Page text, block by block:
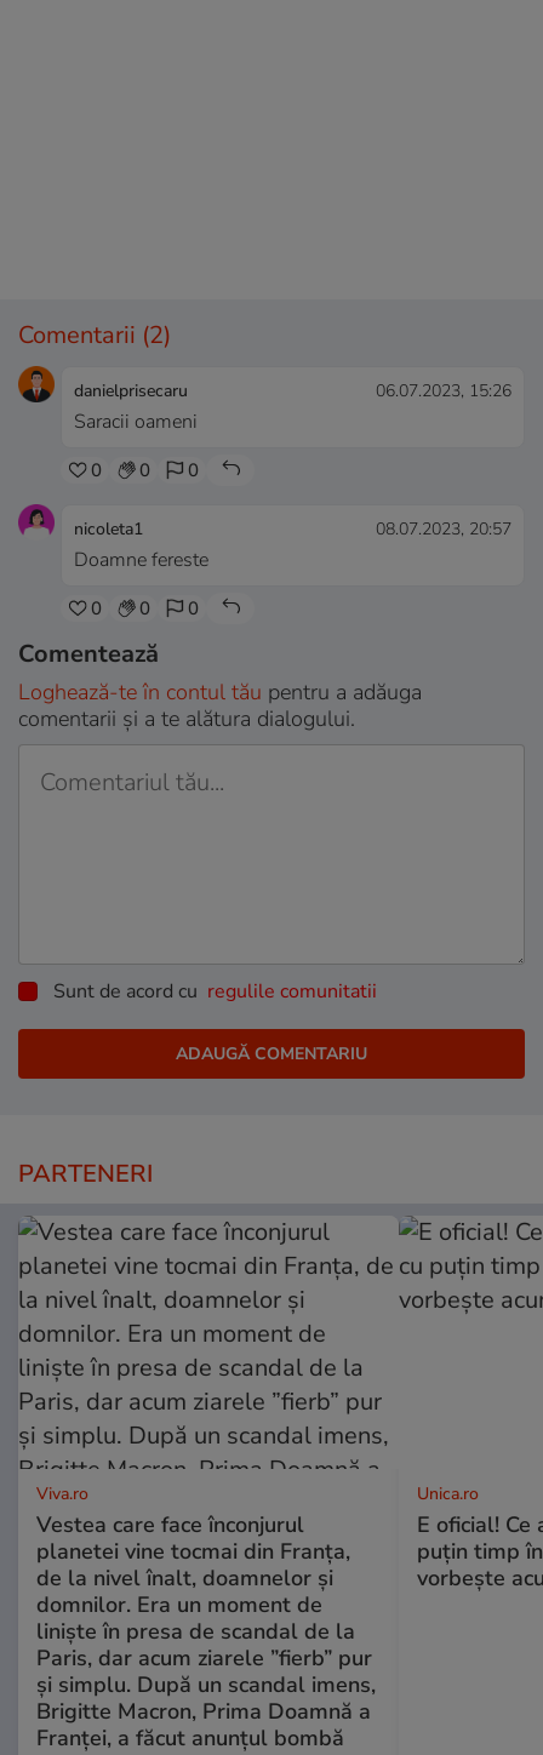
Comentarii (2)
danielprisecaru 06.07.2023, 15:26
Saracii oameni
0 0 0
nicoleta1 08.07.2023, 20:57
Doamne fereste
0 0 0
Comentează
Loghează-te în contul tău pentru a adăuga
comentarii și a te alătura dialogului.
Sunt de acord cu regulile comunitatii
PARTENERI
Viva.ro
Vestea care face înconjurul
planetei vine tocmai din Franța,
de la nivel înalt, doamnelor și
domnilor. Era un moment de
liniște în presa de scandal de la
Paris, dar acum ziarele ”fierb” pur
și simplu. După un scandal imens,
Brigitte Macron, Prima Doamnă a
Franței, a făcut anunțul bombă
Unica.ro
E oficial! Ce
puțin timp
vorbește